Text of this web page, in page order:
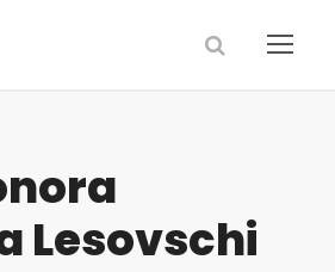
Lesovschi